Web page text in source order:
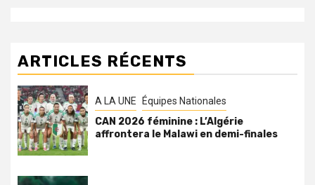
ARTICLES RÉCENTS
A LA UNE Équipes Nationales
CAN 2026 féminine : L’Algérie
affrontera le Malawi en demi-finales